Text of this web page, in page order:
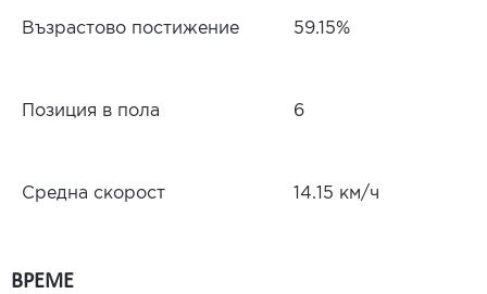
Възрастово постижение 59.15%
Позиция в пола 6
Средна скорост 14.15 км/ч
ВРЕМЕ